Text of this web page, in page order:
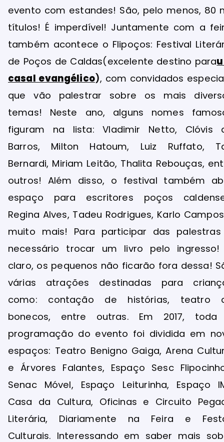
evento com estandes! São, pelo menos, 80
títulos! É imperdível! Juntamente com a
também acontece o Flipoços: Festival
de Poços de Caldas(excelente destino para
casal evangélico), com convidados
que vão palestrar sobre os mais
temas! Neste ano, alguns nomes
figuram na lista: Vladimir Netto, Clóvis
Barros, Milton Hatoum, Luiz Ruffato,
Bernardi, Miriam Leitão, Thalita Rebouças,
outros! Além disso, o festival também
espaço para escritores poços
Regina Alves, Tadeu Rodrigues, Karlo
muito mais! Para participar das
necessário trocar um livro pelo ingresso!
claro, os pequenos não ficarão fora dessa!
várias atrações destinadas para
como: contação de histórias, teatro
bonecos, entre outras. Em 2017,
programação do evento foi dividida em
espaços: Teatro Benigno Gaiga, Arena
e Árvores Falantes, Espaço Sesc
Senac Móvel, Espaço Leiturinha, Espaço
Casa da Cultura, Oficinas e Circuito
Literária, Diariamente na Feira e
Culturais. Interessando em saber mais